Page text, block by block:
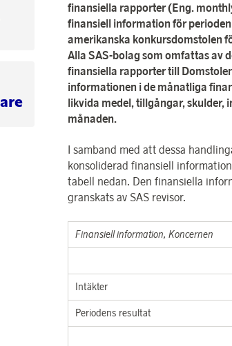
finansiella rapporter (Eng.
finansiell information för
amerikanska konkursdomstolen
Alla SAS-bolag som omfattas av
finansiella rapporter till
informationen i de månatliga
likvida medel, tillgångar, skulder,
månaden.
I samband med att dessa
konsoliderad finansiell
tabell nedan. Den finansiella
granskats av SAS revisor.
Finansiell information, Koncernen
Intäkter
Periodens resultat